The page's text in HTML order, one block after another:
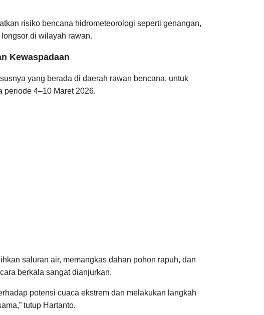
risiko bencana hidrometeorologi seperti genangan,
di wilayah rawan.
Kewaspadaan
yang berada di daerah rawan bencana, untuk
periode 4–10 Maret 2026.
saluran air, memangkas dahan pohon rapuh, dan
berkala sangat dianjurkan.
potensi cuaca ekstrem dan melakukan langkah
tutup Hartanto.